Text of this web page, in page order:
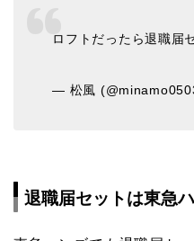
ロフトだったら退職届
— 松風
退職届セットは東急